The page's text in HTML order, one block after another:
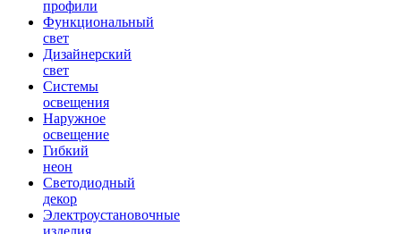
профили
Функциональный
свет
Дизайнерский
свет
Системы
освещения
Наружное
освещение
Гибкий
неон
Светодиодный
декор
Электроустановочные
изделия